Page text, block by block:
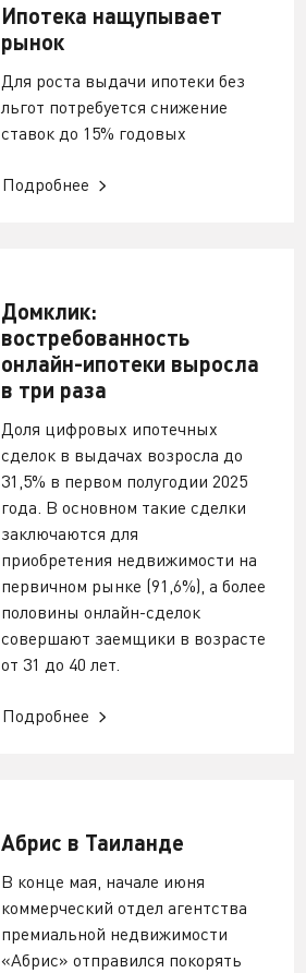
Ипотека нащупывает
рынок
Для роста выдачи ипотеки без
льгот потребуется снижение
ставок до 15% годовых
Подробнее
Домклик:
востребованность
онлайн-ипотеки выросла
в три раза
Доля цифровых ипотечных
сделок в выдачах возросла до
31,5% в первом полугодии 2025
года. В основном такие сделки
заключаются для
приобретения недвижимости на
первичном рынке (91,6%), а более
половины онлайн-сделок
совершают заемщики в возрасте
от 31 до 40 лет.
Подробнее
Абрис в Таиланде
В конце мая, начале июня
коммерческий отдел агентства
премиальной недвижимости
«Абрис» отправился покорять